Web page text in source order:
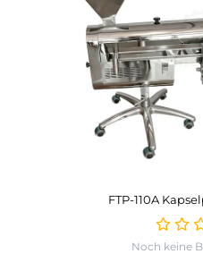
FTP-110A
Noch keine